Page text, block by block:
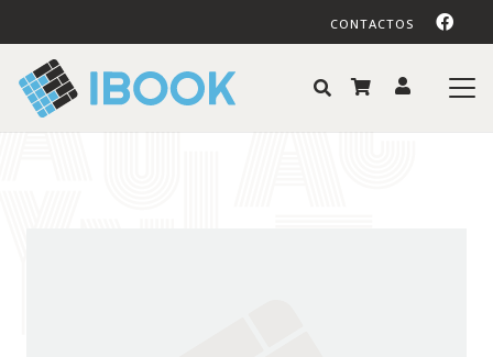
CONTACTOS